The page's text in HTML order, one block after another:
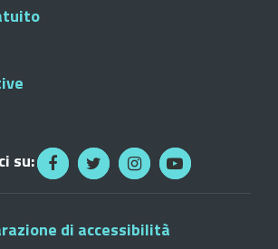
su:
di accessibilità